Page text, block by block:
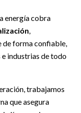
energía cobra
,
de forma confiable,
e industrias de todo
trabajamos
que asegura